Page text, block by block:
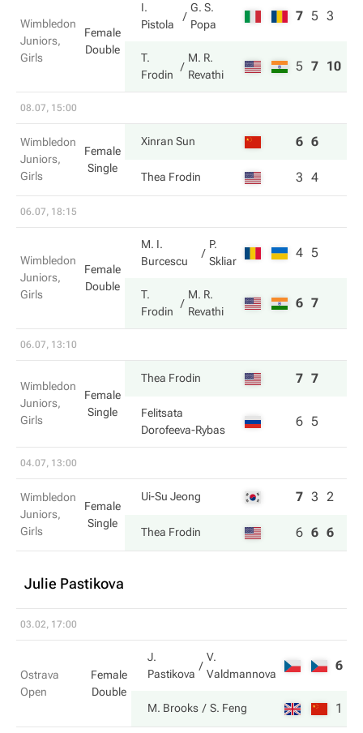
Wimbledon
Juniors,
Girls
Female
Double
I.
Pistola
G. S.
Popa
7 5 3
T.
Frodin
M. R.
Revathi
5 7 10
08.07, 15:00
Wimbledon
Juniors,
Girls
Female
Single
Xinran Sun 6 6
Thea Frodin 3 4
06.07, 18:15
Wimbledon
Juniors,
Girls
Female
Double
M. I.
Burcescu
P.
Skliar
4 5
T.
Frodin
M. R.
Revathi
6 7
06.07, 13:10
Wimbledon
Juniors,
Girls
Female
Single
Thea Frodin 7 7
Felitsata
Dorofeeva-Rybas
6 5
04.07, 13:00
Wimbledon
Juniors,
Girls
Female
Single
Ui-Su Jeong 7 3 2
Thea Frodin 6 6 6
Julie Pastikova
03.02, 17:00
Ostrava
Open
Female
Double
J.
Pastikova
V.
Valdmannova
6
M. Brooks S. Feng 1